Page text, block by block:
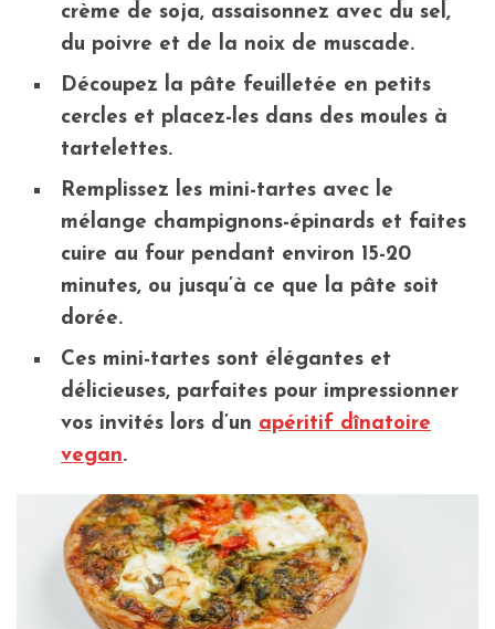
crème de soja, assaisonnez avec du sel,
du poivre et de la noix de muscade.
Découpez la pâte feuilletée en petits
cercles et placez-les dans des moules à
tartelettes.
Remplissez les mini-tartes avec le
mélange champignons-épinards et faites
cuire au four pendant environ 15-20
minutes, ou jusqu’à ce que la pâte soit
dorée.
Ces mini-tartes sont élégantes et
délicieuses, parfaites pour impressionner
vos invités lors d’un apéritif dînatoire
vegan.